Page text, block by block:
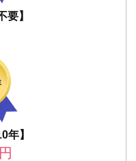
要】
年】